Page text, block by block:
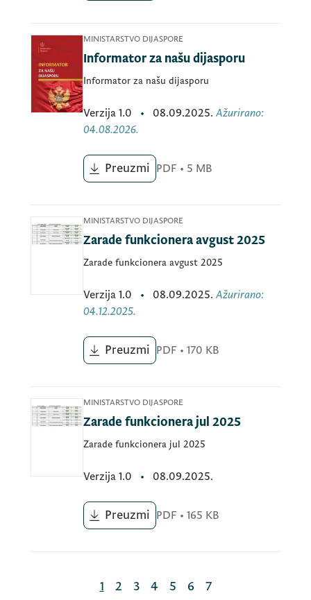
MINISTARSTVO DIJASPORE
Informator za našu dijasporu
Informator za našu dijasporu
Verzija 1.0 • 08.09.2025. Ažurirano:
04.08.2026.
Preuzmi PDF • 5 MB
MINISTARSTVO DIJASPORE
Zarade funkcionera avgust 2025
Zarade funkcionera avgust 2025
Verzija 1.0 • 08.09.2025. Ažurirano:
04.12.2025.
Preuzmi PDF • 170 KB
MINISTARSTVO DIJASPORE
Zarade funkcionera jul 2025
Zarade funkcionera jul 2025
Verzija 1.0 • 08.09.2025.
Preuzmi PDF • 165 KB
1 2 3 4 5 6 7